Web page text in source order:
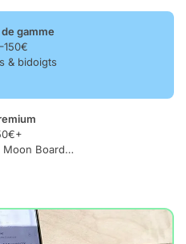
gamme
& bidoigts
Moon Board…